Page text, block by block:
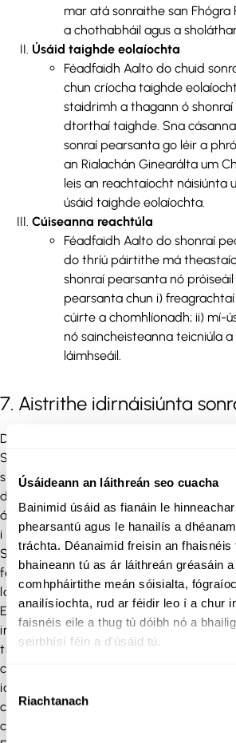
Úsáideann an láithreán seo cuacha
Bainimid úsáid as fianáin le
phearsantú agus le hanailís a
tráchta. Déanaimid freisin an fhaisnéis
bhaineann tú as ár láithreán gréasáin
comhpháirtithe meán sóisialta,
anailísíochta, rud ar féidir leo í a chur
faisnéis eile a thug tú dóibh nó a
seirbhísí féin a d'úsáid tú.
Roghnú
Toilithe
Riachtanach
mar atá sonraithe san Fhógra
a chothabháil agus a
Úsáid taighde eolaíochta
Féadfaidh Aalto do chuid
chun críocha taighde
staidrimh a thagann ó
dtorthaí taighde. Sna
sonraí pearsanta go léir a
an Rialachán Ginearálta um
leis an reachtaíocht náisiúnta
úsáid taighde eolaíochta.
Cúiseanna reachtúla
Féadfaidh Aalto do shonraí
do thríú páirtithe má
shonraí pearsanta nó
pearsanta chun i)
cúirte a chomhlíonadh; ii) mí-
nó saincheisteanna teicniúla
láimhseáil.
7. Aistrithe idirnáisiúnta
Déanaimid ár ndícheall gach seirbhís
Seirbhís a chur i gcrích ag baint úsáide
seirbhísí atá lonnaithe laistigh den
den Limistéir Eorpaigh Eacnamaíoch. I
áfach, féadfaidh oibreoirí agus
i dtríú tíortha seirbhísí a bhaineann le
Seirbhíse a chur i gcrích freisin. I
féadfar do chuid sonraí pearsanta a
lasmuigh den Aontas nó den Limistéir
Eacnamaíoch i gcomhréir leis an
infheidhme. Maidir le haistrithe sonraí
tíortha nach soláthraíonn an
chosaint sonraí leibhéal
iontu, déantar aistrithe a chosaint trí
coimircí iomchuí, amhail clásail
chonarthacha arna bhformheas ag an